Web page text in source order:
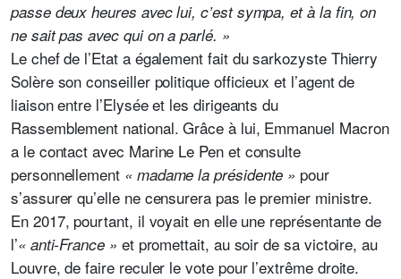
passe deux heures avec lui, c’est sympa, et à la fin, on
ne sait pas avec qui on a parlé. »
Le chef de l’Etat a également fait du sarkozyste Thierry
Solère son conseiller politique officieux et l’agent de
liaison entre l’Elysée et les dirigeants du
Rassemblement national. Grâce à lui, Emmanuel Macron
a le contact avec Marine Le Pen et consulte
personnellement « madame la présidente » pour
s’assurer qu’elle ne censurera pas le premier ministre.
En 2017, pourtant, il voyait en elle une représentante de
l’« anti-France » et promettait, au soir de sa victoire, au
Louvre, de faire reculer le vote pour l’extrême droite.